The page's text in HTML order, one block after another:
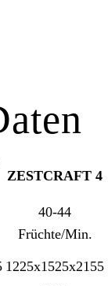
ZESTCRAFT 4
40-44
Früchte/Min.
1225x1525x2155